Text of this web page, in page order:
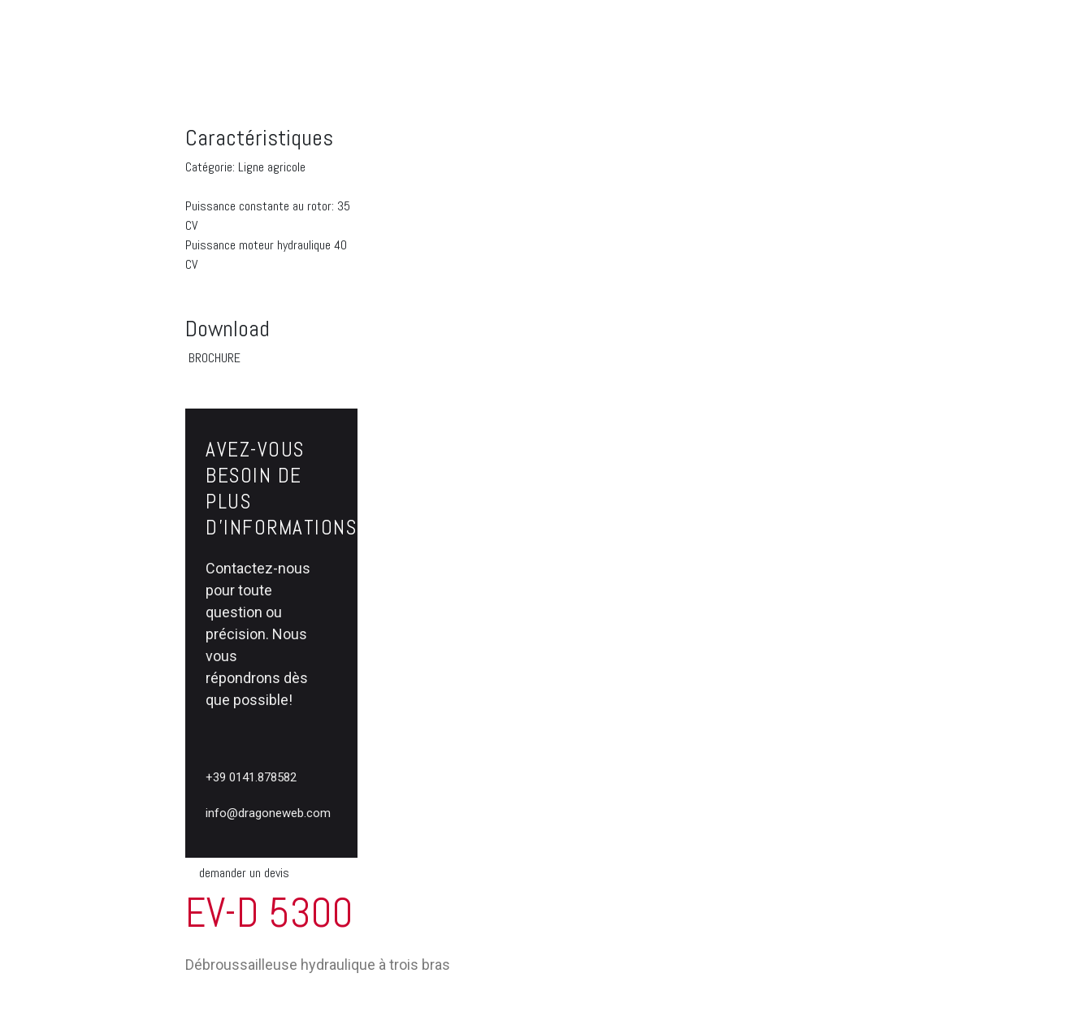
Caractéristiques
Catégorie: Ligne agricole
Puissance constante au rotor: 35
CV
Puissance moteur hydraulique 40
CV
Download
BROCHURE
AVEZ-VOUS
BESOIN DE
PLUS
D'INFORMATIONS?
Contactez-nous
pour toute
question ou
précision. Nous
vous
répondrons dès
que possible!
+39 0141.878582
info@dragoneweb.com
demander un devis
EV-D 5300
Débroussailleuse hydraulique à trois bras